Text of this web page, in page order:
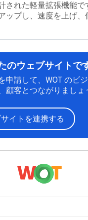
された軽量拡張機能で
ップし、速度を上げ、
のウェブサイトで
申請して、WOT のビ
顧客とつながりましょ
イトを連携する